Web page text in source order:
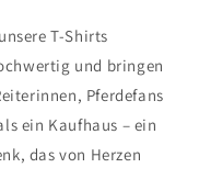
T-Shirts
und bringen
Pferdefans
ein Kaufhaus – ein
das von Herzen